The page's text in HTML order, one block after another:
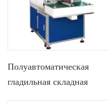
Полуавтоматическая
гладильная складная